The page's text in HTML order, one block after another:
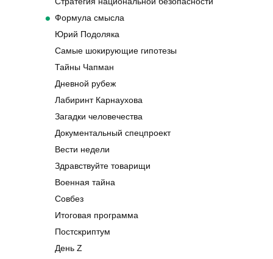
Формула смысла
Юрий Подоляка
Самые шокирующие гипотезы
Тайны Чапман
Дневной рубеж
Лабиринт Карнаухова
Загадки человечества
Документальный спецпроект
Вести недели
Здравствуйте товарищи
Военная тайна
Совбез
Итоговая программа
Постскриптум
День Z